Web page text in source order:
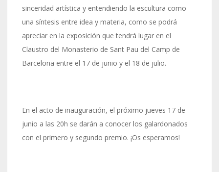
sinceridad artística y entendiendo la escultura como
una síntesis entre idea y materia, como se podrá
apreciar en la exposición que tendrá lugar en el
Claustro del Monasterio de Sant Pau del Camp de
Barcelona entre el 17 de junio y el 18 de julio.
En el acto de inauguración, el próximo jueves 17 de
junio a las 20h se darán a conocer los galardonados
con el primero y segundo premio. ¡Os esperamos!